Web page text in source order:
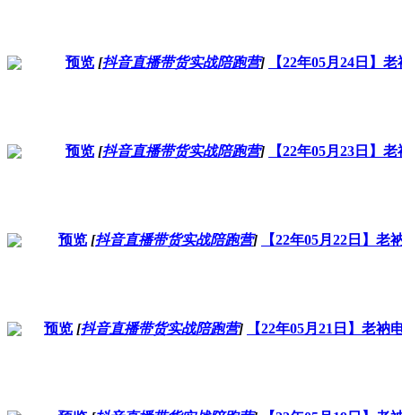
预览 [抖音直播带货实战陪跑营] 【22年05月24日】
预览 [抖音直播带货实战陪跑营] 【22年05月23日】
预览 [抖音直播带货实战陪跑营] 【22年05月22日】
预览 [抖音直播带货实战陪跑营] 【22年05月21日】老